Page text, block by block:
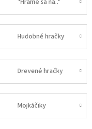
"Hráme sa na.."
Hudobné hračky
Drevené hračky
Mojkáčiky